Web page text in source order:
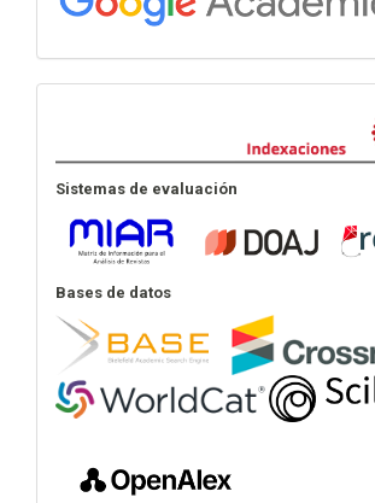
Sistemas de evaluación
Bases de datos